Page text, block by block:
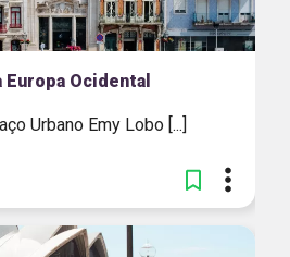
Europa Ocidental
Urbano Emy Lobo [...]